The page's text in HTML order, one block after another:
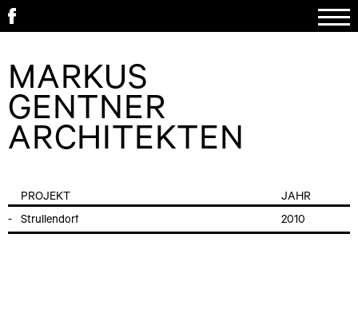
MARKUS
GENTNER
ARCHITEKTEN
PROJEKT
JAHR
Strullendorf
2010